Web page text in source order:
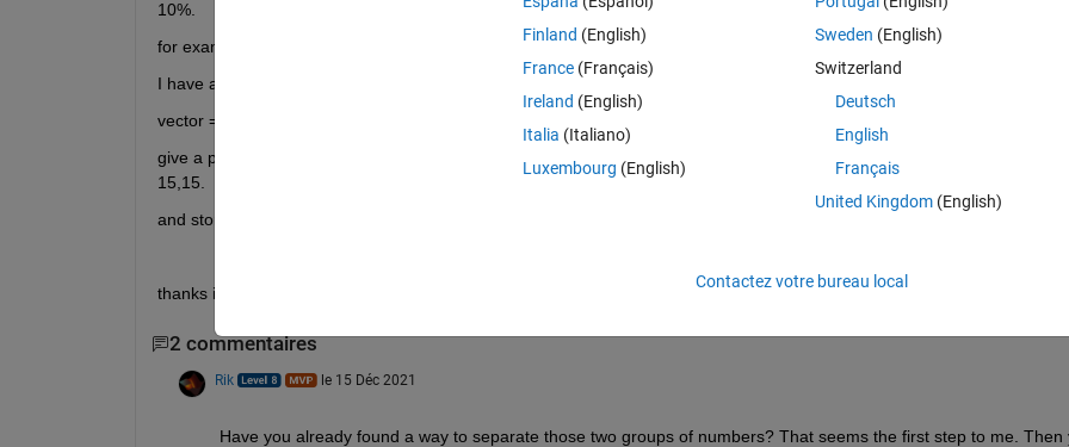
10%.
for example:
I have a vector
vector = [10 15 15 23 20 40]
give a probability of 90% to the numbers 10,23,20,40, and a probability of 10% to the numbers that are repeated, that is,
15,15.
and store it in a variable
thanks in advance
2 commentaires
Rik le 15 Déc 2021
Have you already found a way to separate those two groups of numbers? That seems the first step to me. Then
Finland (English)
France (Français)
Ireland (English)
Italia (Italiano)
Luxembourg (English)
Sweden (English)
Switzerland
Deutsch
English
Français
United Kingdom(English)
Contactez votre bureau local